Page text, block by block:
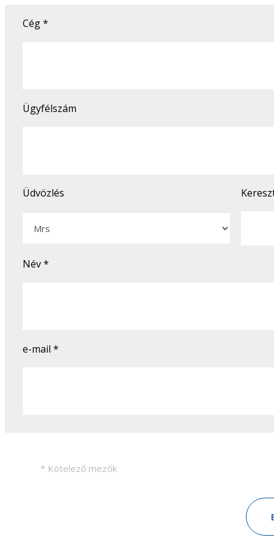
Cég*
Ügyfélszám
Üdvözlés
Név*
e-mail *
* Kötelező mezők